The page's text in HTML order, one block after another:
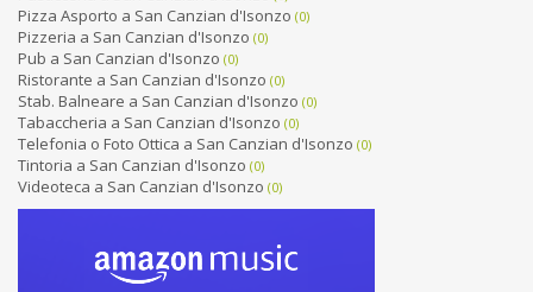
Pizza Asporto a San Canzian d'Isonzo (0)
Pizzeria a San Canzian d'Isonzo (0)
Pub a San Canzian d'Isonzo (0)
Ristorante a San Canzian d'Isonzo (0)
Stab. Balneare a San Canzian d'Isonzo (0)
Tabaccheria a San Canzian d'Isonzo (0)
Telefonia o Foto Ottica a San Canzian d'Isonzo (0)
Tintoria a San Canzian d'Isonzo (0)
Videoteca a San Canzian d'Isonzo (0)